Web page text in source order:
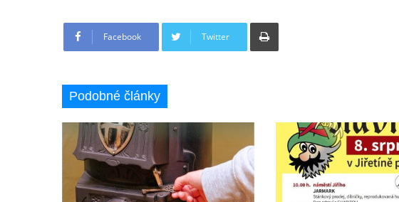
Facebook Twitter
Tisknout
Podobné články